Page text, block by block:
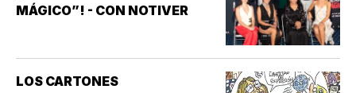
MÁGICO”! - CON NOTIVER
LOS CARTONES